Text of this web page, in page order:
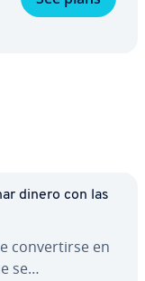
dinero con las
co­n­ve­r­ti­r­se en
se…